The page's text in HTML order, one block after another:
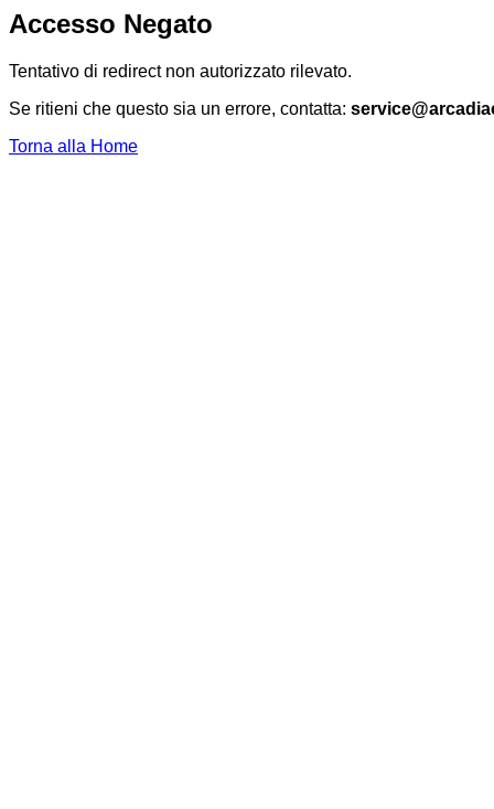
Accesso Negato
Tentativo di redirect non autorizzato rilevato.
Se ritieni che questo sia un errore, contatta:
Torna alla Home